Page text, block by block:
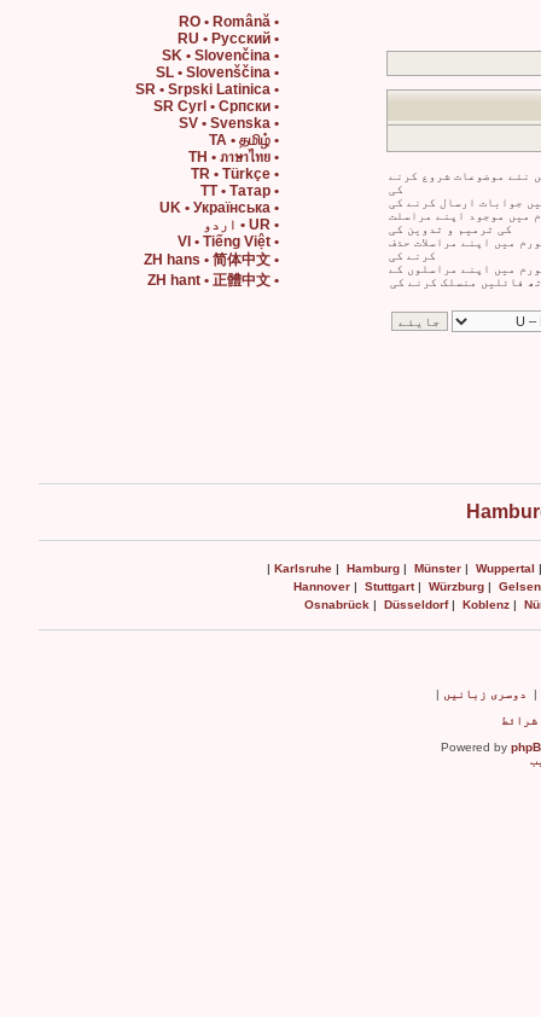
نئے موضوعات شروع کرنے
کی
جوابات ارسال کرنے کی
میں موجود اپنے مراسلت
کی ترمیم و تدوین کی
میں اپنے مراسلات حذف
کرنے کی
میں اپنے مراسلوں کے
فائلیں منسلک کرنے کی
• RO • Română
• RU • Русский
• SK • Slovenčina
• SL • Slovenščina
• SR • Srpski Latinica
• SR Cyrl • Српски
• SV • Svenska
• TA • தமிழ்
• TH • ภาษาไทย
• TR • Türkçe
• TT • Татар
• UK • Українська
• UR • اردو
• VI • Tiếng Việt
• ZH hans • 简体中文
• ZH hant • 正體中文
Karlsruhe | Hamburg | Münster | Wuppertal
|
Hannover| Stuttgart| Würzburg|
Osnabrück | Düsseldorf| Koblenz|
دوسری زبانیں |
شرائط
Powered by